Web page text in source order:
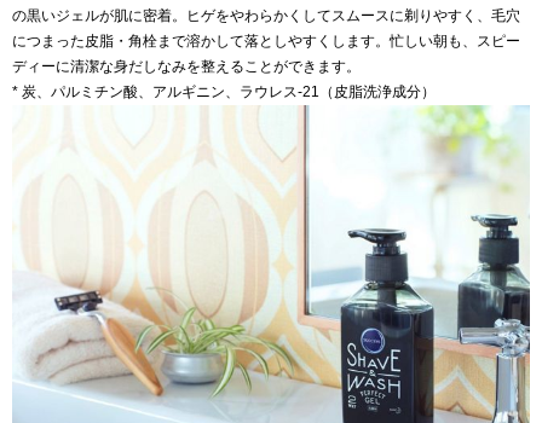
の黒いジェルが肌に密着。ヒゲをやわらかくしてスムースに剃りやすく、毛穴
につまった皮脂・角栓まで溶かして落としやすくします。忙しい朝も、スピー
ディーに清潔な身だしなみを整えることができます。
* 炭、パルミチン酸、アルギニン、ラウレス‐21（皮脂洗浄成分）